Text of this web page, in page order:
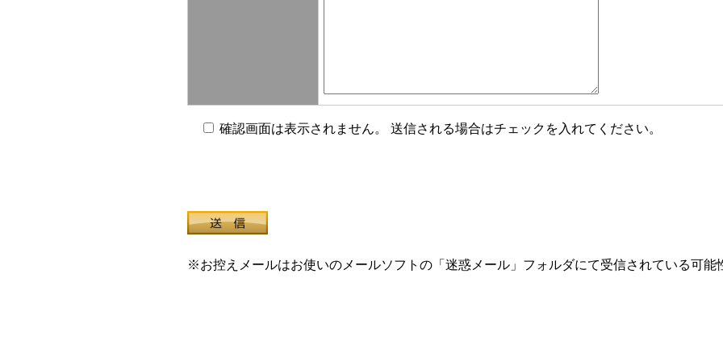
確認画面は表示されません。 送信される場合はチェックを入れてください。
※お控えメールはお使いのメールソフトの「迷惑メール」フォルダにて受信されている可能